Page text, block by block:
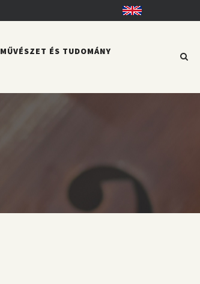
English
MŰVÉSZET ÉS TUDOMÁNY